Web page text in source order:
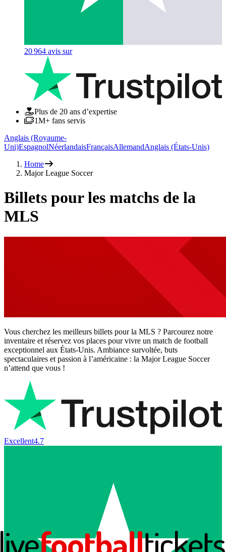
20 964 avis sur
Plus de 20 ans d’expertise
1M+ fans servis
Anglais (Royaume-
Uni)EspagnolNéerlandaisFrançaisAllemandAnglais (États-Unis)
Home
Major League Soccer
Billets pour les matchs de la
MLS
Vous cherchez les meilleurs billets pour la MLS ? Parcourez notre
inventaire et réservez vos places pour vivre un match de football
exceptionnel aux États-Unis. Ambiance survoltée, buts
spectaculaires et passion à l’américaine : la Major League Soccer
n’attend que vous !
Excellent4.7